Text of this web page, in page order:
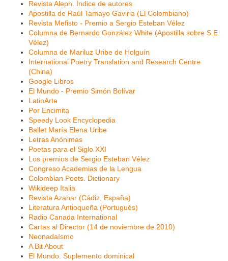
Revista Aleph. Índice de autores
Apostilla de Raúl Tamayo Gaviria (El Colombiano)
Revista Mefisto - Premio a Sergio Esteban Vélez
Columna de Bernardo González White (Apostilla sobre S.E.
Vélez)
Columna de Mariluz Uribe de Holguín
International Poetry Translation and Research Centre
(China)
Google Libros
El Mundo - Premio Simón Bolívar
LatinArte
Por Encimita
Speedy Look Encyclopedia
Ballet María Elena Uribe
Letras Anónimas
Poetas para el Siglo XXI
Los premios de Sergio Esteban Vélez
Congreso Academias de la Lengua
Colombian Poets. Dictionary
Wikideep Italia
Revista Azahar (Cádiz, España)
Literatura Antioqueña (Portugués)
Radio Canada International
Cartas al Director (14 de noviembre de 2010)
Neonadaísmo
A Bit About
El Mundo. Suplemento dominical